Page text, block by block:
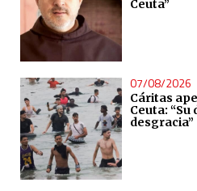
Ceuta”
07/08/2026
Cáritas
Ceuta:
desgracia”